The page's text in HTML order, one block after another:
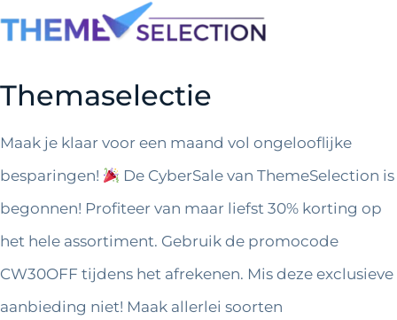
Themaselectie
Maak je klaar voor een maand vol ongelooflijke
besparingen!
De CyberSale van ThemeSelection is
begonnen! Profiteer van maar liefst 30% korting op
het hele assortiment. Gebruik de promocode
CW30OFF tijdens het afrekenen. Mis deze exclusieve
aanbieding niet! Maak allerlei soorten